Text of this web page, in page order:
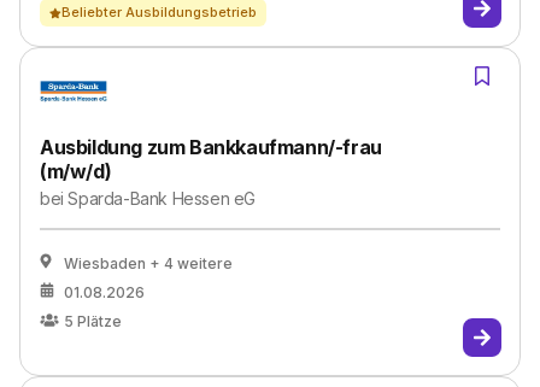
Beliebter Ausbildungsbetrieb
Ausbildung zum Bankkaufmann/-frau
(m/w/d)
beiSparda-Bank Hessen eG
Wiesbaden + 4 weitere
01.08.2026
5 Plätze